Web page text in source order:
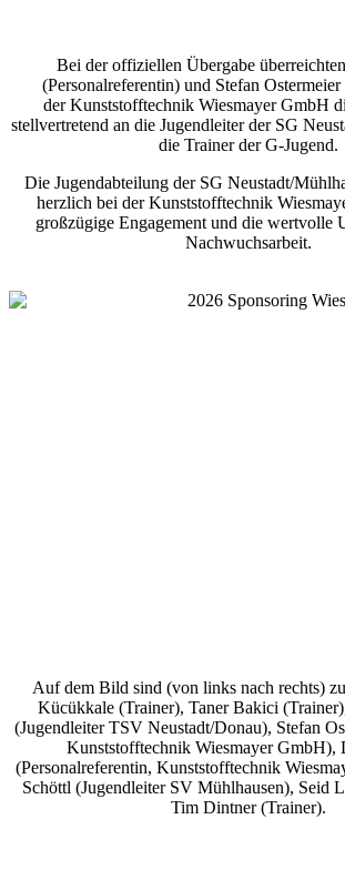
Bei der offiziellen Übergabe
(Personalreferentin) und Stefan
der Kunststofftechnik Wiesmayer GmbH
stellvertretend an die Jugendleiter der SG
die Trainer der G-Jugend.
Die Jugendabteilung der SG Neustadt/
herzlich bei der Kunststofftechnik
großzügige Engagement und die wertvolle
Nachwuchsarbeit.
Auf dem Bild sind (von links nach rechts)
Kücükkale (Trainer), Taner Bakici
(Jugendleiter TSV Neustadt/Donau), Stefan
Kunststofftechnik Wiesmayer GmbH),
(Personalreferentin, Kunststofftechnik
Schöttl (Jugendleiter SV Mühlhausen), Seid
Tim Dintner (Trainer).